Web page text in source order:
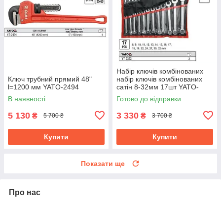
Ключ трубний прямий 48"
l=1200 мм YATO-2494
В наявності
5 130 ₴ 5 700 ₴
Купити
Набір ключів комбінованих
набір ключів комбінованих
сатін 8-32мм 17шт YATO-
0363
Готово до відправки
3 330 ₴ 3 700 ₴
Купити
Показати ще
Про нас